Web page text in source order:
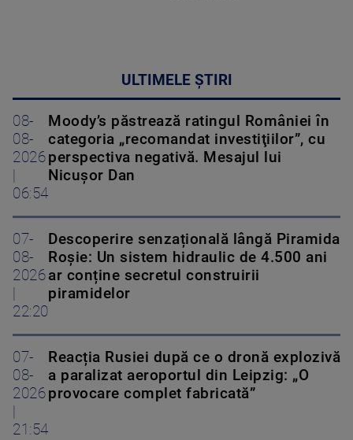
ULTIMELE ȘTIRI
08-
08-
2026
06:54
Moody’s păstrează ratingul României în
categoria „recomandat investiţiilor”, cu
perspectiva negativă. Mesajul lui
Nicușor Dan
07-
08-
2026
22:20
Descoperire senzațională lângă Piramida
Roșie: Un sistem hidraulic de 4.500 ani
ar conține secretul construirii
piramidelor
07-
08-
2026
21:54
Reacția Rusiei după ce o dronă explozivă
a paralizat aeroportul din Leipzig: „O
provocare complet fabricată”